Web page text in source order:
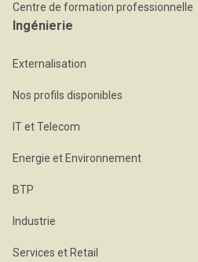
Centre de formation professionnelle
Ingénierie
Externalisation
Nos profils disponibles
IT et Telecom
Energie et Environnement
BTP
Industrie
Services et Retail